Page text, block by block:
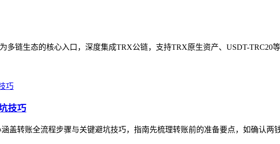
多链生态的核心入口，深度集成TRX公链，支持TRX原生资产、USDT-TRC20
技巧
盖转账全流程步骤与关键避坑技巧，指南先梳理转账前的准备要点，如确认两